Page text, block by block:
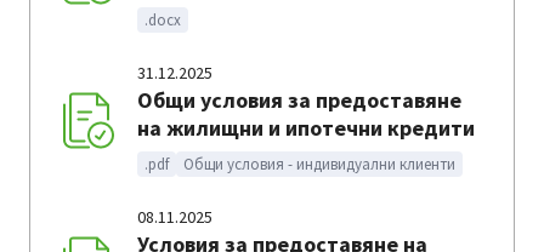
.docx
31.12.2025
Общи условия за предоставяне
на жилищни и ипотечни кредити
.pdf Общи условия - индивидуални клиенти
08.11.2025
Условия за предоставяне на